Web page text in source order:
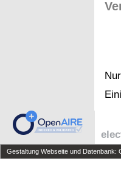
Gestaltung Webseite und